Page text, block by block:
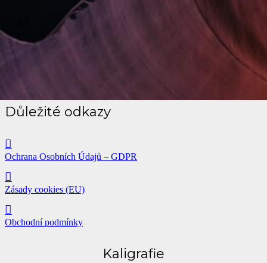
Důležité odkazy
Ochrana Osobních Údajů – GDPR
Zásady cookies (EU)
Obchodní podmínky
Kaligrafie